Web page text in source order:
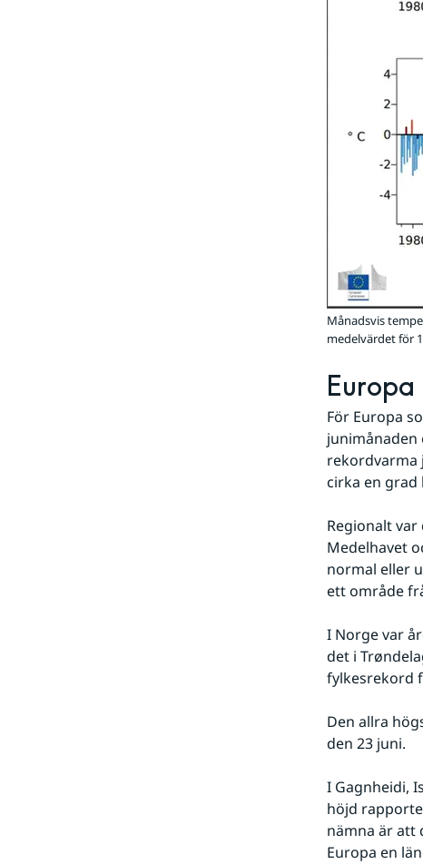
Månadsvis
medelvärdet för
För Europa
junimånaden
rekordvarma
cirka en grad
Regionalt
Medelhavet
normal eller
ett område
I Norge var
det i
fylkesrekord
Den allra
den 23 juni.
I Gagnheidi,
höjd
nämna är att
Europa en